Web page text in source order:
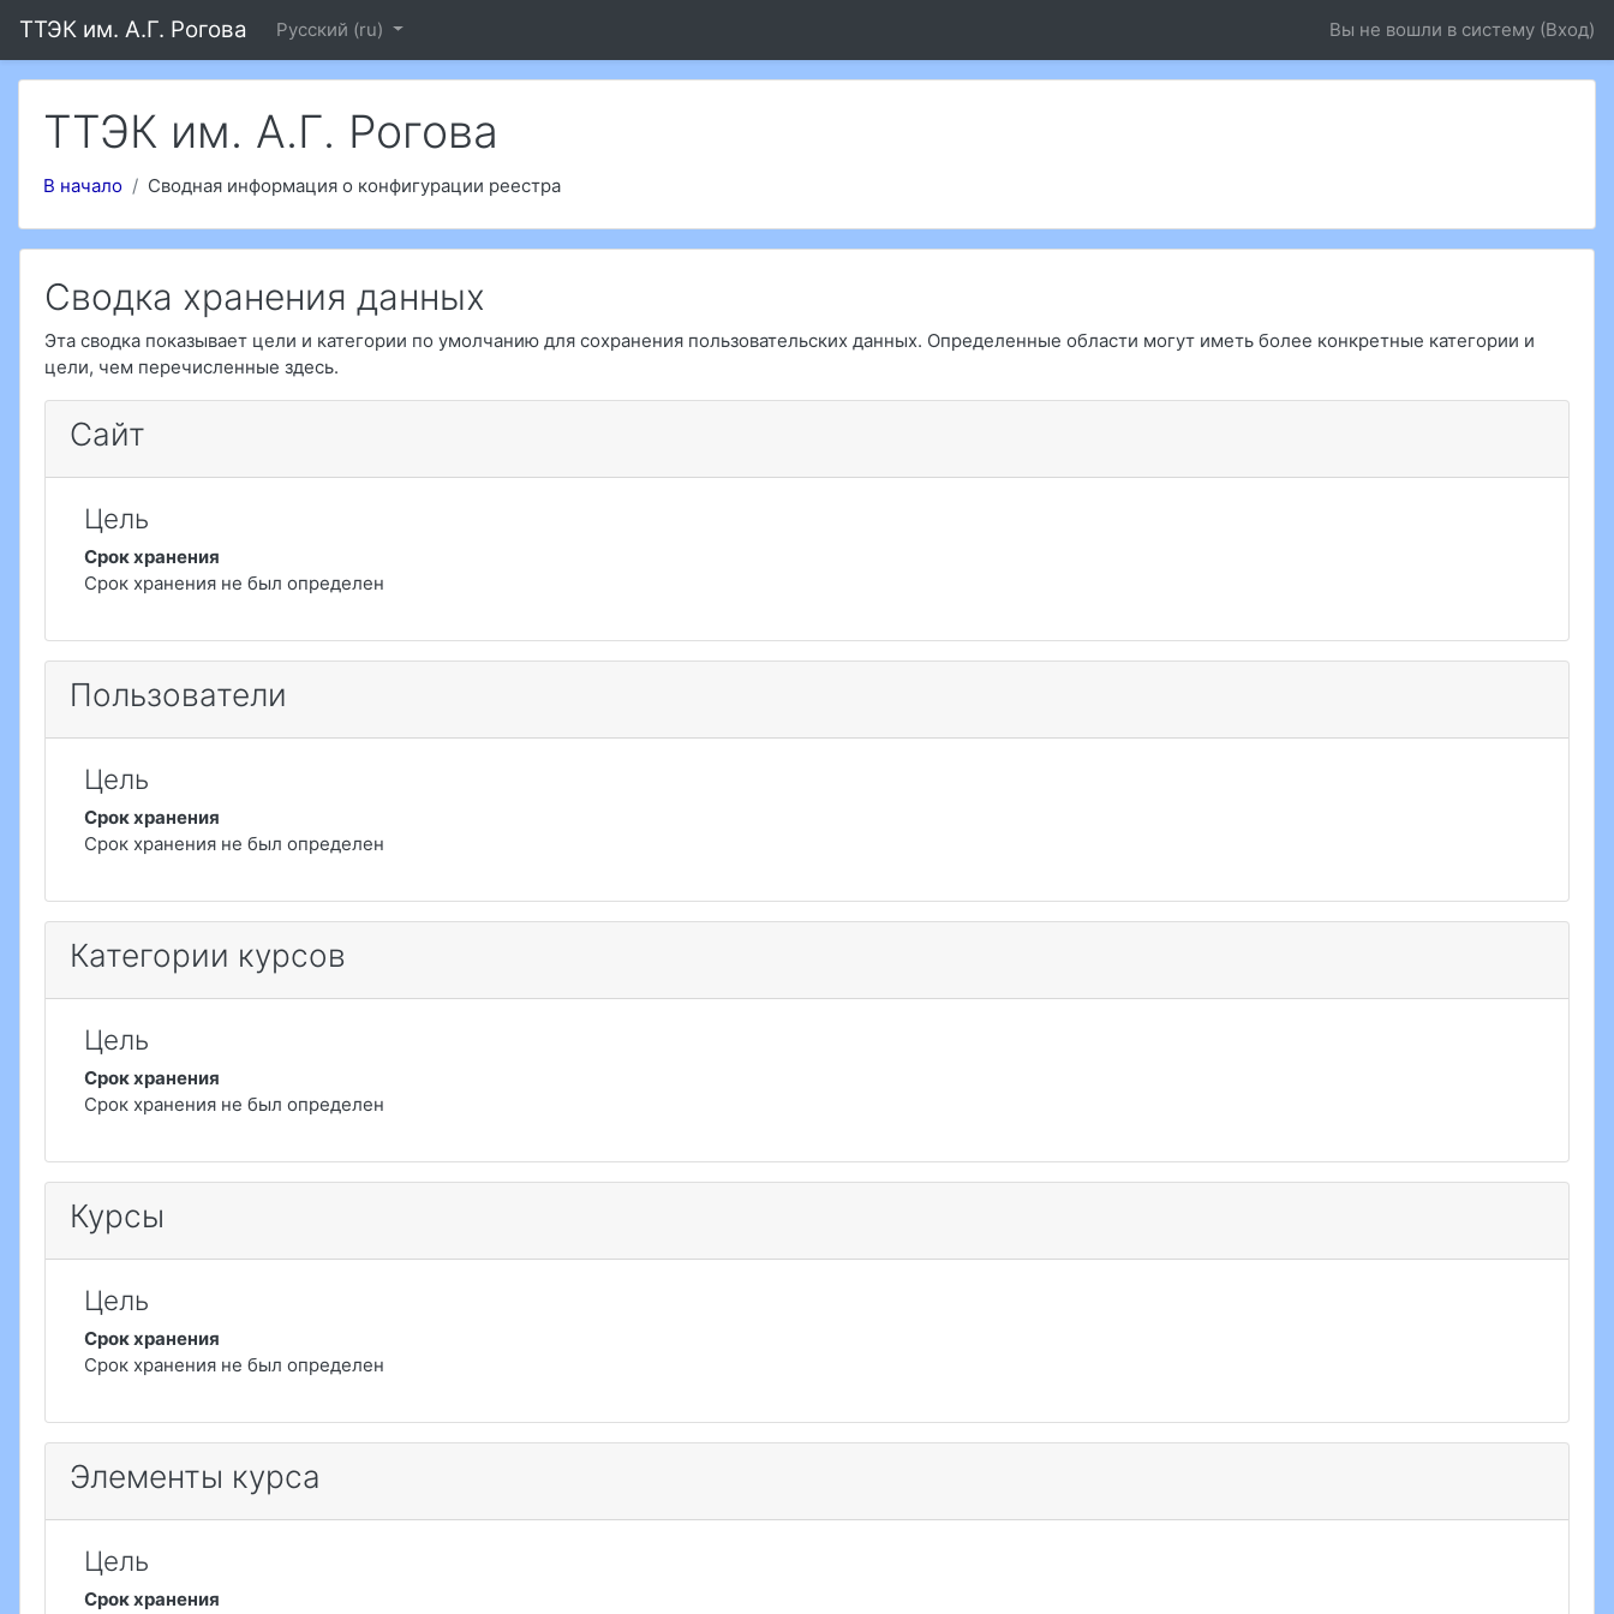
ТТЭК им. А.Г. Рогова Русский ‎(ru)‎ Вы не вошли в систему (Вход)
ТТЭК им. А.Г. Рогова
В начало Сводная информация о конфигурации реестра
Сводка хранения данных
Эта сводка показывает цели и категории по умолчанию для сохранения пользовательских данных. Определенные области могут иметь более конкретные категории и
цели, чем перечисленные здесь.
Сайт
Цель
Срок хранения
Срок хранения не был определен
Пользователи
Цель
Срок хранения
Срок хранения не был определен
Категории курсов
Цель
Срок хранения
Срок хранения не был определен
Курсы
Цель
Срок хранения
Срок хранения не был определен
Элементы курса
Цель
Срок хранения